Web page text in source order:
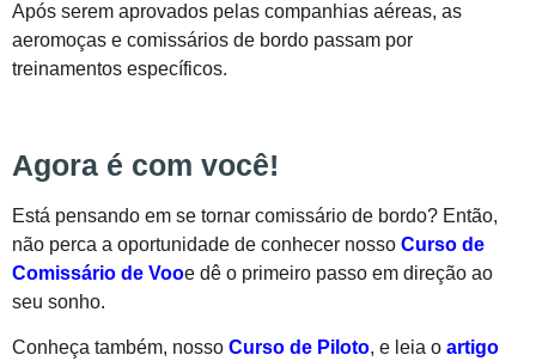
Após serem aprovados pelas companhias aéreas, as
aeromoças e comissários de bordo passam por
treinamentos específicos.
Agora é com você!
Está pensando em se tornar comissário de bordo? Então,
não perca a oportunidade de conhecer nosso Curso de
Comissário de Vooe dê o primeiro passo em direção ao
seu sonho.
Conheça também, nosso Curso de Piloto, e leia o artigo